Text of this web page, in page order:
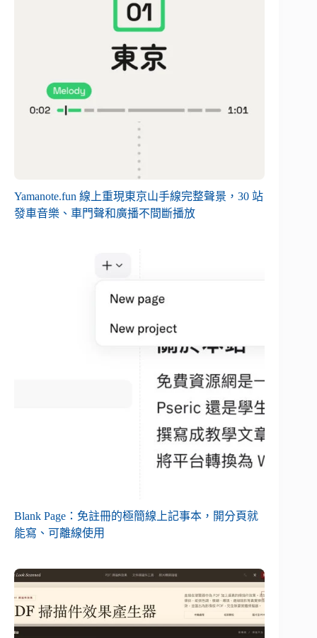
Yamanote.fun 線上重現東京山手線完整聲景，30 站
發車音樂、車門聲和廣播不間斷播放
Blank Page：免註冊的極簡線上記事本，開分頁就
能寫、可離線使用